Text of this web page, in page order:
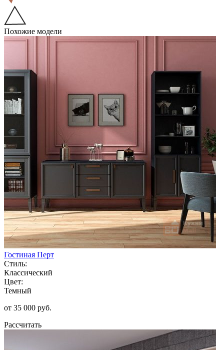
Похожие модели
Гостиная Перт
Стиль:
Классический
Цвет:
Темный
от 35 000 руб.
Рассчитать